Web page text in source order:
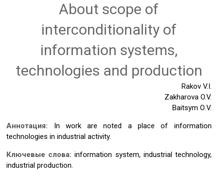
About scope of
interconditionality of
information systems,
technologies and production
Rakov V.I.
Zakharova O.V.
Baitsym О.V.
Аннотация: In work are noted a place of information
technologies in industrial activity.
Ключевые слова:information system, industrial technology,
industrial production.